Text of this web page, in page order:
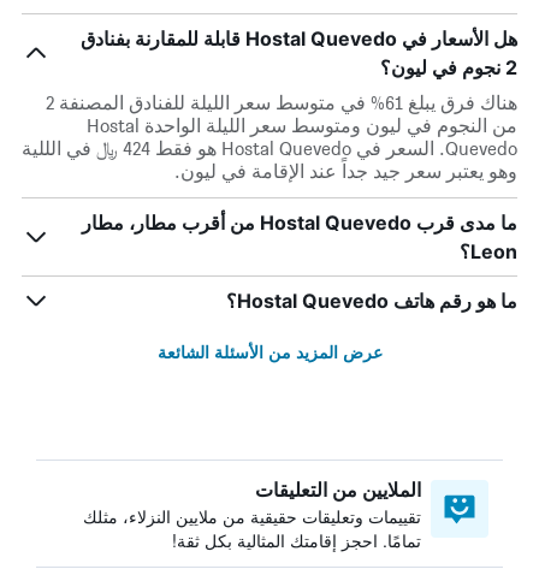
هل الأسعار في Hostal Quevedo قابلة للمقارنة بفنادق
2 نجوم في ليون؟
هناك فرق يبلغ 61% في متوسط ​​سعر الليلة للفنادق المصنفة 2
من النجوم في ليون ومتوسط ​​سعر الليلة الواحدة Hostal
Quevedo. السعر في Hostal Quevedo هو فقط 424 ﷼ في الللية
وهو يعتبر سعر جيد جداً عند الإقامة في ليون.
ما مدى قرب Hostal Quevedo من أقرب مطار، مطار
Leon؟
ما هو رقم هاتف Hostal Quevedo؟
عرض المزيد من الأسئلة الشائعة
الملايين من التعليقات
تقييمات وتعليقات حقيقية من ملايين النزلاء، مثلك
تمامًا. احجز إقامتك المثالية بكل ثقة!